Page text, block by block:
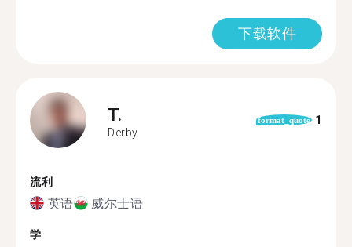
下载软件
T.
Derby
format_quote 1
流利
英语 威尔士语
学